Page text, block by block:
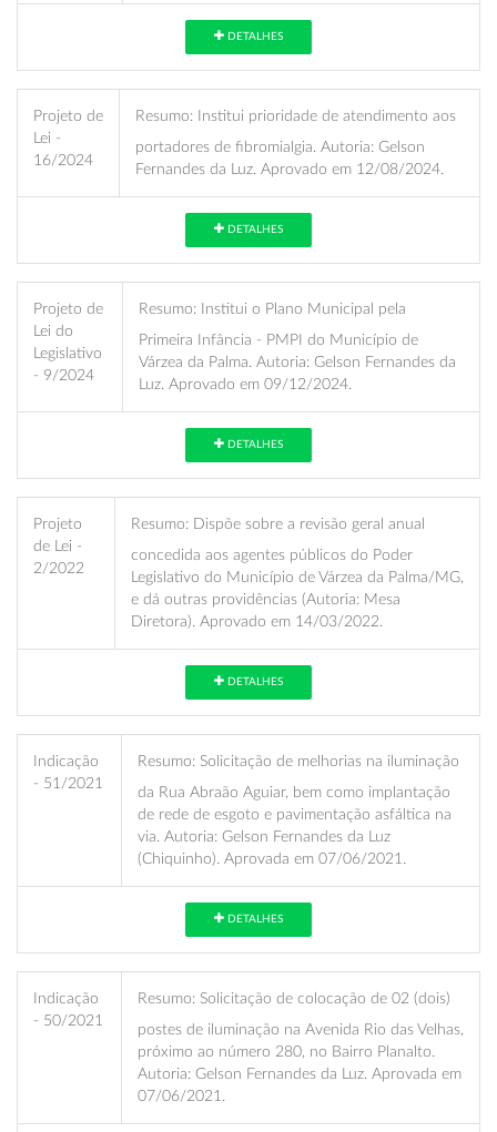
DETALHES
Projeto de
Lei -
16/2024
Resumo: Institui prioridade de atendimento aos
portadores de fibromialgia. Autoria: Gelson
Fernandes da Luz. Aprovado em 12/08/2024.
DETALHES
Projeto de
Lei do
Legislativo
- 9/2024
Resumo: Institui o Plano Municipal pela
Primeira Infância - PMPI do Município de
Várzea da Palma. Autoria: Gelson Fernandes da
Luz. Aprovado em 09/12/2024.
DETALHES
Projeto
de Lei -
2/2022
Resumo: Dispõe sobre a revisão geral anual
concedida aos agentes públicos do Poder
Legislativo do Município de Várzea da Palma/MG,
e dá outras providências (Autoria: Mesa
Diretora). Aprovado em 14/03/2022.
DETALHES
Indicação
- 51/2021
Resumo: Solicitação de melhorias na iluminação
da Rua Abraão Aguiar, bem como implantação
de rede de esgoto e pavimentação asfáltica na
via. Autoria: Gelson Fernandes da Luz
(Chiquinho). Aprovada em 07/06/2021.
DETALHES
Indicação
- 50/2021
Resumo: Solicitação de colocação de 02 (dois)
postes de iluminação na Avenida Rio das Velhas,
próximo ao número 280, no Bairro Planalto.
Autoria: Gelson Fernandes da Luz. Aprovada em
07/06/2021.